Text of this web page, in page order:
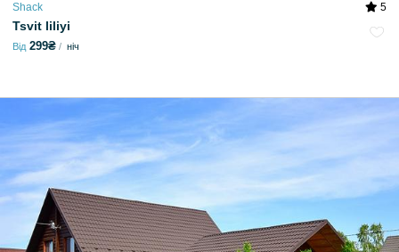
Shack 5
Tsvit liliyi
Від 299₴ ніч